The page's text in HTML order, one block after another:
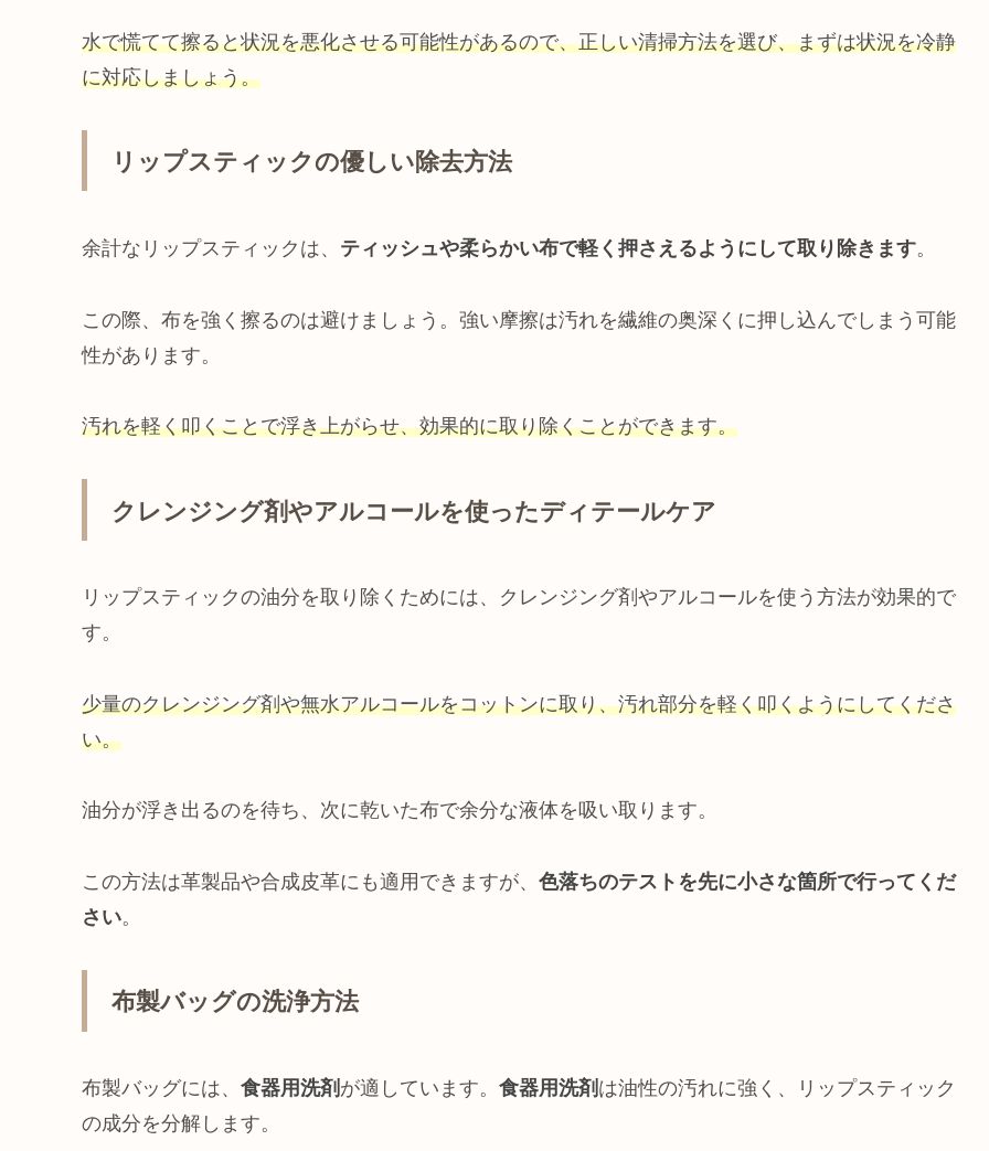
水で慌てて擦ると状況を悪化させる可能性があるので、正しい清掃方法を選び、まずは状況を冷静
に対応しましょう。
リップスティックの優しい除去方法
余計なリップスティックは、 ティッシュや柔らかい布で軽く押さえるようにして取り除きます。
この際、布を強く擦るのは避けましょう。強い摩擦は汚れを繊維の奥深くに押し込んでしまう可能
性があります。
汚れを軽く叩くことで浮き上がらせ、効果的に取り除くことができます。
クレンジング剤やアルコールを使ったディテールケア
リップスティックの油分を取り除くためには、クレンジング剤やアルコールを使う方法が効果的で
す。
少量のクレンジング剤や無水アルコールをコットンに取り、汚れ部分を軽く叩くようにしてくださ
い。
油分が浮き出るのを待ち、次に乾いた布で余分な液体を吸い取ります。
この方法は革製品や合成皮革にも適用できますが、 色落ちのテストを先に小さな箇所で行ってくだ
さい。
布製バッグの洗浄方法
布製バッグには、 食器用洗剤 が適しています。 食器用洗剤 は油性の汚れに強く、リップスティック
の成分を分解します。